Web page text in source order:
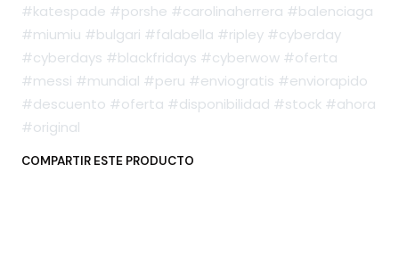
#katespade #porshe #carolinaherrera #balenciaga
#miumiu #bulgari #falabella #ripley #cyberday
#cyberdays #blackfridays #cyberwow #oferta
#messi #mundial #peru #enviogratis #enviorapido
#descuento #oferta #disponibilidad #stock #ahora
#original
COMPARTIR ESTE PRODUCTO